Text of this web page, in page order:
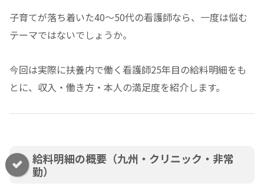
子育てが落ち着いた40〜50代の看護師なら、一度は悩む
テーマではないでしょうか。
今回は実際に扶養内で働く看護師25年目の給料明細をも
とに、収入・働き方・本人の満足度を紹介します。
給料明細の概要（九州・クリニック・非常
勤）